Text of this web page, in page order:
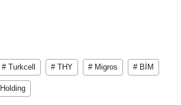
# Turkcell # THY # Migros # BİM